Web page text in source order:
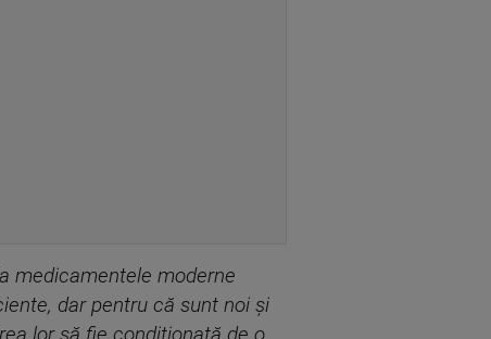
medicamentele moderne
dar pentru că sunt noi și